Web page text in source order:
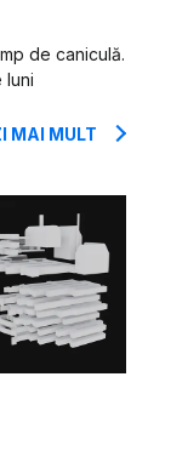
de caniculă.
luni
MAI MULT